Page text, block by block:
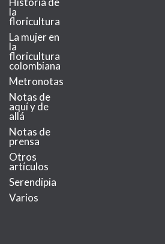
la
floricultura
La mujer en
la
floricultura
colombiana
Metronotas
Notas de
aquí y de
allá
Notas de
prensa
Otros
artículos
Serendipia
Varios